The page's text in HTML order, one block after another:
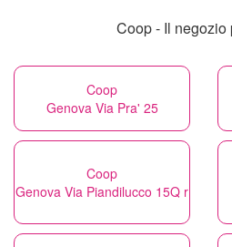
Coop - Il negozio
Coop
Genova Via Pra' 25
Coop
Genova Via Piandilucco 15Q r